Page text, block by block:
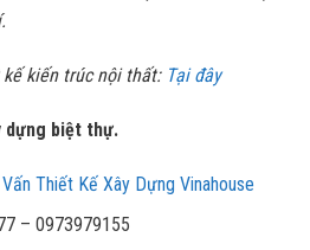
kế kiến trúc nội thất: Tại đây
dựng biệt thự.
Thiết Kế Xây Dựng Vinahouse
– 0973979155